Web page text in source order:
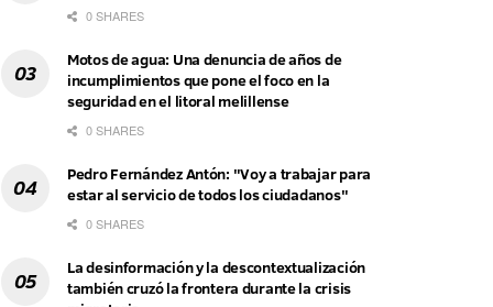
0 SHARES
Motos de agua: Una denuncia de años de
incumplimientos que pone el foco en la
seguridad en el litoral melillense
0 SHARES
Pedro Fernández Antón: "Voy a trabajar para
estar al servicio de todos los ciudadanos"
0 SHARES
La desinformación y la descontextualización
también cruzó la frontera durante la crisis